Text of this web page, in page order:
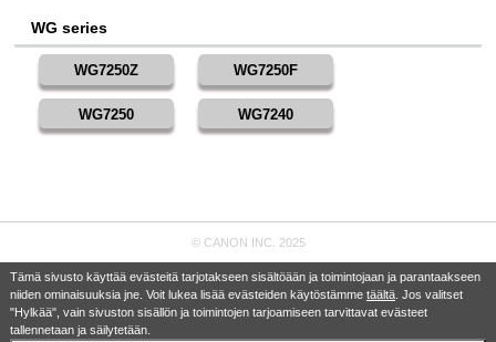
Tämä sivusto käyttää evästeitä tarjotakseen sisältöään ja toimintojaan ja parantaakseen
niiden ominaisuuksia jne. Voit lukea lisää evästeiden käytöstämme täältä. Jos valitset
"Hylkää", vain sivuston sisällön ja toimintojen tarjoamiseen tarvittavat evästeet
tallennetaan ja säilytetään.
WG series
WG7250Z WG7250F
WG7250 WG7240
© CANON INC. 2025